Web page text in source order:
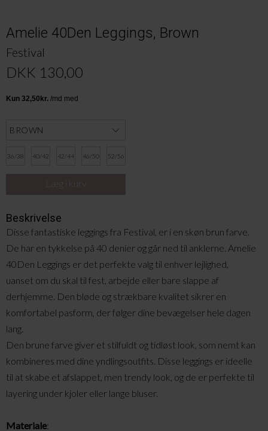
Amelie 40Den Leggings, Brown
Festival
DKK 130,00
36/38 40/42 42/44 46/50 52/56
Beskrivelse
Disse fantastiske leggings fra Festival, er i en skøn brun farve.
De har en tykkelse på 40 denier og går ned til anklerne. Amelie
40Den Leggings er det perfekte valg til enhver lejlighed,
uanset om du skal til fest, arbejde eller bare slappe af
derhjemme. Den bløde og strækbare kvalitet sikrer en
komfortabel pasform, der følger dine bevægelser hele dagen
lang.
Den brune farve giver et stilfuldt og tidløst look, som nemt kan
kombineres med dine yndlingsoutfits. Disse leggings er ideelle
til at skabe et afslappet, men trendy look, og de er perfekte til
layering under kjoler eller lange bluser.
Materiale: